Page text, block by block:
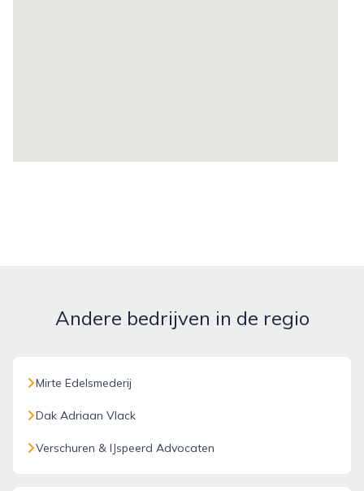
Andere bedrijven in de regio
Mirte Edelsmederij
Dak Adriaan Vlack
Verschuren & IJspeerd Advocaten